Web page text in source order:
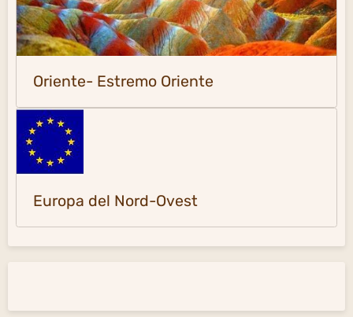
Oriente- Estremo Oriente
Europa del Nord-Ovest